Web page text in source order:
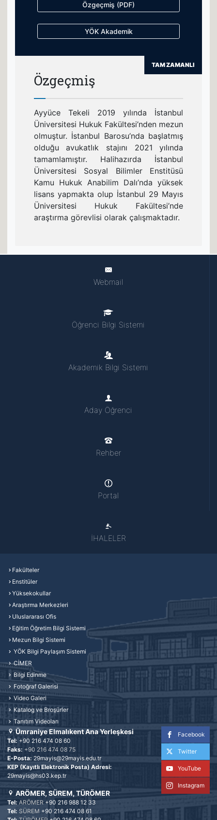
Özgeçmiş (PDF)
YÖK Akademik
TAM ZAMANLI
Özgeçmiş
Ayyüce Tekeli 2019 yılında İstanbul
Üniversitesi Hukuk Fakültesi’nden mezun
olmuştur. İstanbul Barosu’nda başlatmış
olduğu avukatlık stajını 2021 yılında
tamamlamıştır. Halihazırda İstanbul
Üniversitesi Sosyal Bilimler Enstitüsü
Kamu Hukuk Anabilim Dalı’nda yüksek
lisans yapmakta olup İstanbul 29 Mayıs
Üniversitesi Hukuk Fakültesi’nde
araştırma görevlisi olarak çalışmaktadır.
Webmail
Öğrenci Bilgi Sistemi
Akademik Bilgi Sistemi
Aday Öğrenci
Rehber
Portal
İHALELER
Fakülteler
Enstitüler
Yüksekokullar
Araştırma Merkezleri
Uluslararası Ofis
Eğitim Öğretim Bilgi Sistemi
Mezun Bilgi Sistemi
YÖK Bilgi Paylaşım Sistemi
CİMER
Bilgi Edinme
Fotoğraf Galerisi
Video Galeri
Katalog ve Broşürler
Tanıtım Videoları
Facebook
Twitter
YouTube
Instagram
Ümraniye Elmalıkent Ana Yerleşkesi
Tel: +90 216 474 08 60
Faks: +90 216 474 08 75
E-Posta: 29mayis@29mayis.edu.tr
KEP (Kayıtlı Elektronik Posta) Adresi:
29mayis@hs03.kep.tr
ARÖMER, SÜREM, TÜRÖMER
Tel: ARÖMER+90 216 988 12 33
Tel: SÜREM +90 216 474 08 61